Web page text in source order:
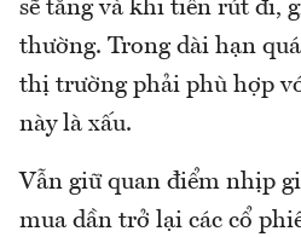
sẽ tăng và khi tiền rút đi,
thường. Trong dài hạn
thị trường phải phù hợp
này là xấu.
Vẫn giữ quan điểm nhịp
mua dần trở lại các cổ